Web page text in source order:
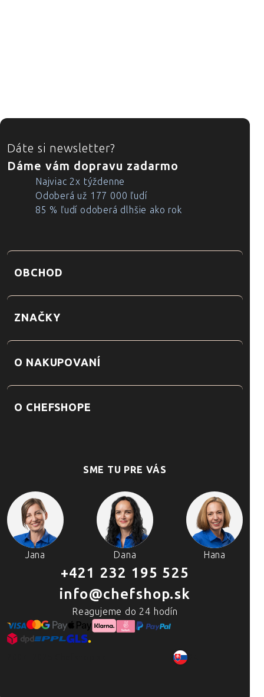
ZÁPÄTIE
Dáte si newsletter?
Dáme vám dopravu zadarmo
Najviac 2x týždenne
Odoberá už 177 000 ľudí
85 % ľudí odoberá dlhšie ako rok
OBCHOD
ZNAČKY
O NAKUPOVANÍ
O CHEFSHOPE
SME TU PRE VÁS
Jana Dana Hana
+421 232 195 525
info@chefshop.sk
Reagujeme do 24 hodín